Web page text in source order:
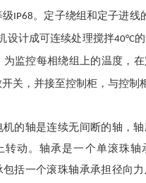
级IP68 。定子绕组和定子进线
设计成可连续处理搅拌40°C
为监控每相绕组上的温度，
关，并接至控制柜，与控制
机的轴是连续无间断的轴，
转动。轴承是一个单滚珠轴
包括一个滚珠轴承承担径向